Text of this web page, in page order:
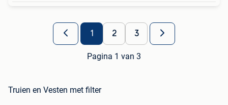
1 2 3
Pagina 1 van 3
Truien en Vesten met filter